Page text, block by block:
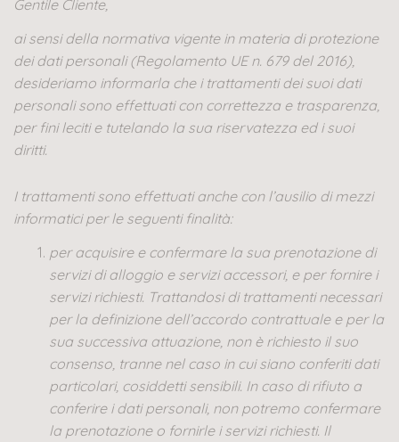
Gentile Cliente,
ai sensidella normativa vigente in materia di protezione
dei dati personali (Regolamento UE n. 679 del 2016),
desideriamo informarla che i trattamenti dei suoi dati
personali sono effettuati con correttezza e trasparenza,
per fini leciti e tutelando la sua riservatezza ed i suoi
diritti.
I trattamenti sono effettuati anche con l’ausilio di mezzi
informatici per le seguenti finalità:
per acquisire e confermare la sua prenotazione di
servizi di alloggio e servizi accessori, e per fornire i
servizi richiesti. Trattandosi di trattamenti necessari
per la definizione dell’accordo contrattuale e per la
sua successiva attuazione, non è richiesto il suo
consenso, tranne nel caso in cui siano conferiti dati
particolari, cosiddetti sensibili. In caso di rifiuto a
conferire i dati personali, non potremo confermare
la prenotazione o fornirle i servizi richiesti. Il